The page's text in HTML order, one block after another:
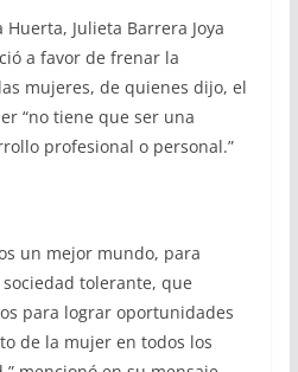
Huerta, Julieta Barrera Joya
a favor de frenar la
mujeres, de quienes dijo, el
“no tiene que ser una
profesional o personal.”
un mejor mundo, para
tolerante, que
para lograr oportunidades
de la mujer en todos los